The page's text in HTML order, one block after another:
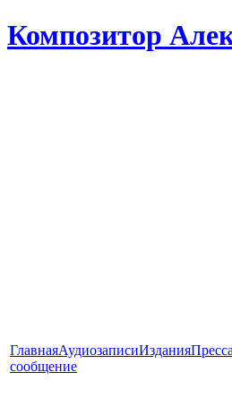
Композитор
ГлавнаяАудиозаписиИзданияПресса
сообщение